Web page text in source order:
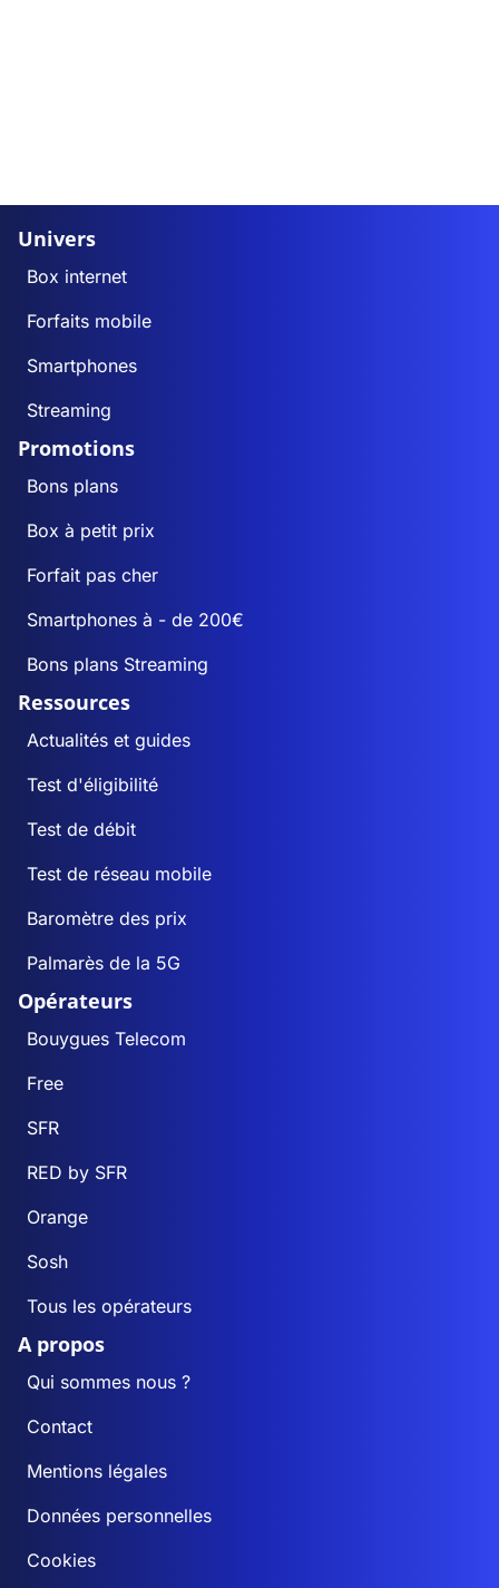
Univers
Box internet
Forfaits mobile
Smartphones
Streaming
Promotions
Bons plans
Box à petit prix
Forfait pas cher
Smartphones à - de 200€
Bons plans Streaming
Ressources
Actualités et guides
Test d'éligibilité
Test de débit
Test de réseau mobile
Baromètre des prix
Palmarès de la 5G
Opérateurs
Bouygues Telecom
Free
SFR
RED by SFR
Orange
Sosh
Tous les opérateurs
A propos
Qui sommes nous ?
Contact
Mentions légales
Données personnelles
Cookies